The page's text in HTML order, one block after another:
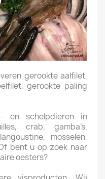
gerookte aalfilet,
gerookte paling
en schelpdieren in
crab, gamba’s,
mosselen,
bent u op zoek naar
oesters?